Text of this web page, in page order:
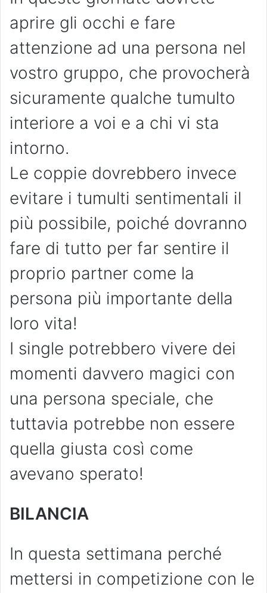
aprire gli occhi e fare
attenzione ad una persona nel
vostro gruppo, che provocherà
sicuramente qualche tumulto
interiore a voi e a chi vi sta
intorno.
Le coppie dovrebbero invece
evitare i tumulti sentimentali il
più possibile, poiché dovranno
fare di tutto per far sentire il
proprio partner come la
persona più importante della
loro vita!
I single potrebbero vivere dei
momenti davvero magici con
una persona speciale, che
tuttavia potrebbe non essere
quella giusta così come
avevano sperato!
BILANCIA
In questa settimana perché
mettersi in competizione con le